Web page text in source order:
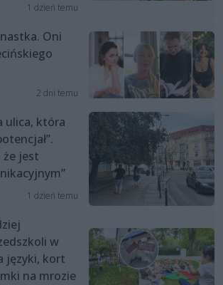
1 dzień temu
Oni
2 dni temu
ulica, która
że jest
1 dzień temu
w
języki, kort
na mrozie